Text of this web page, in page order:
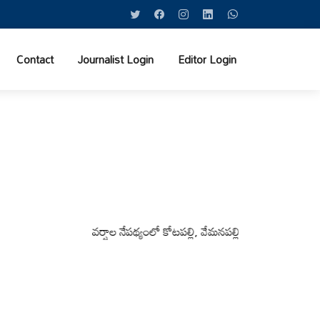
Contact Journalist Login Editor Login
వర్షాల నేపథ్యంలో కోటపల్లి, వేమనపల్లి మండలాల ప్రజలు